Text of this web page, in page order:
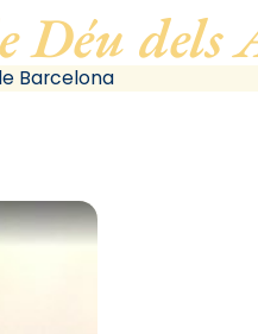
Déu dels
Barcelona